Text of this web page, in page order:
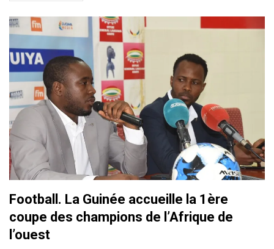
Football. La Guinée accueille la 1ère
coupe des champions de l’Afrique de
l’ouest